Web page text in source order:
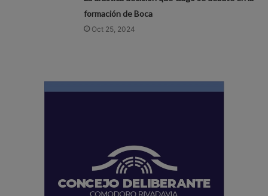
formación de Boca
Oct 25, 2024